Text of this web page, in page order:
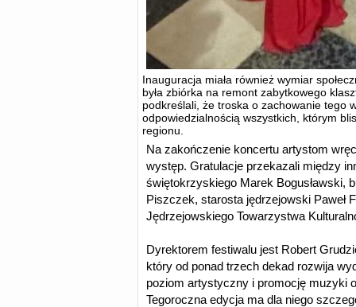
Inauguracja miała również wymiar
była zbiórka na remont zabytkowego
podkreślali, że troska o zachowanie tego
odpowiedzialnością wszystkich, którym
regionu.
Na zakończenie koncertu artystom
występ. Gratulacje przekazali między
świętokrzyskiego Marek Bogusławski,
Piszczek, starosta jędrzejowski Paweł
Jędrzejowskiego Towarzystwa
Dyrektorem festiwalu jest Robert
który od ponad trzech dekad rozwija
poziom artystyczny i promocję muzyki
Tegoroczna edycja ma dla niego